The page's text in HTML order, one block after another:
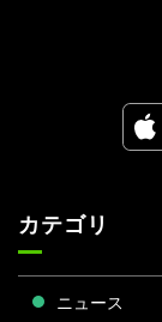
カテゴリ
ニュース